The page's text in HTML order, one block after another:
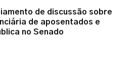
de discussão sobre
de aposentados e
no Senado